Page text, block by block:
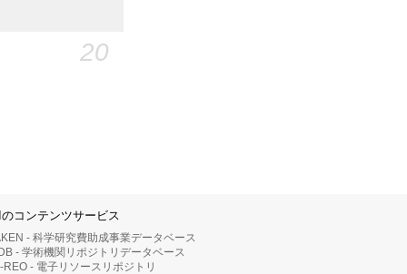
20
のコンテンツサービス
- 科学研究費助成事業データベース
- 学術機関リポジトリデータベース
REO - 電子リソースリポジトリ